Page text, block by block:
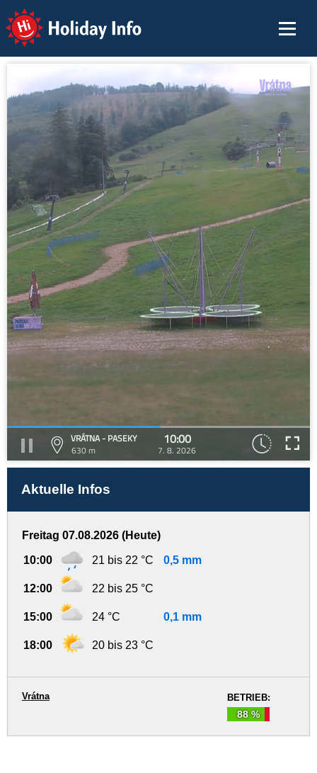
Holiday Info
VRÁTNA - PASEKY
630 m
10:00
7. 8. 2026
Aktuelle Infos
Freitag 07.08.2026 (Heute)
10:00 21 bis 22 °C 0,5 mm
12:00 22 bis 25 °C
15:00 24 °C 0,1 mm
18:00 20 bis 23 °C
BETRIEB:
88 %
Vrátna